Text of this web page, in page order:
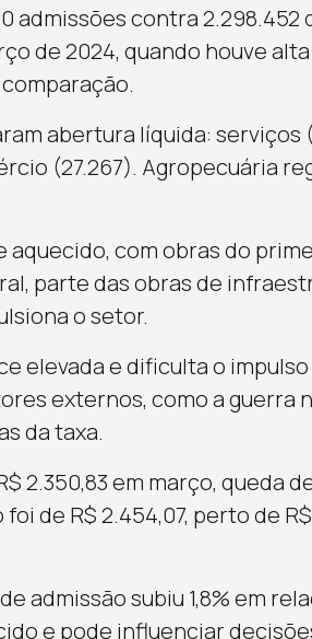
admissões contra 2.298.452
de 2024, quando houve alta
abertura líquida: serviços
(27.267). Agropecuária
aquecido, com obras do
parte das obras de
o setor.
elevada e dificulta o
externos, como a guerra
da taxa.
2.350,83 em março, queda
de R$ 2.454,07, perto de R$
admissão subiu 1,8% em
e pode influenciar